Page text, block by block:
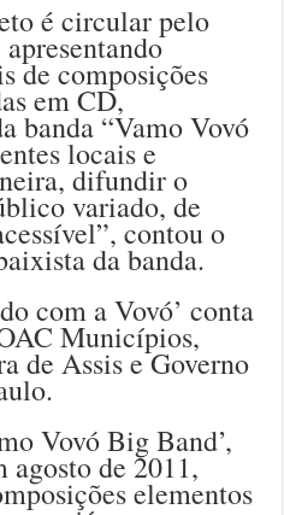
é circular pelo
de composições
em CD,
banda “Vamo Vovó
locais e
difundir o
variado, de
contou o
da banda.
com a Vovó’ conta
Municípios,
de Assis e Governo
Vovó Big Band’,
agosto de 2011,
elementos